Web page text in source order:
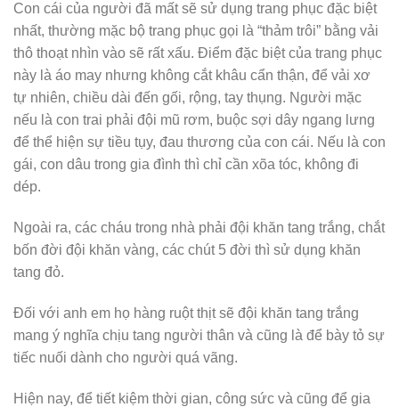
Con cái của người đã mất sẽ sử dụng trang phục đặc biệt
nhất, thường mặc bộ trang phục gọi là “thảm trôi” bằng vải
thô thoạt nhìn vào sẽ rất xấu. Điểm đặc biệt của trang phục
này là áo may nhưng không cắt khâu cẩn thận, để vải xơ
tự nhiên, chiều dài đến gối, rộng, tay thụng. Người mặc
nếu là con trai phải đội mũ rơm, buộc sợi dây ngang lưng
để thể hiện sự tiều tụy, đau thương của con cái. Nếu là con
gái, con dâu trong gia đình thì chỉ cần xõa tóc, không đi
dép.
Ngoài ra, các cháu trong nhà phải đội khăn tang trắng, chắt
bốn đời đội khăn vàng, các chút 5 đời thì sử dụng khăn
tang đỏ.
Đối với anh em họ hàng ruột thịt sẽ đội khăn tang trắng
mang ý nghĩa chịu tang người thân và cũng là để bày tỏ sự
tiếc nuối dành cho người quá vãng.
Hiện nay, để tiết kiệm thời gian, công sức và cũng để gia